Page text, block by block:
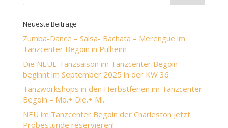
Neueste Beiträge
Zumba-Dance – Salsa- Bachata – Merengue im
Tanzcenter Begoin in Pulheim
Die NEUE Tanzsaison im Tanzcenter Begoin
beginnt im September 2025 in der KW 36
Tanzworkshops in den Herbstferien im Tanzcenter
Begoin – Mo.+ Die.+ Mi.
NEU im Tanzcenter Begoin der Charleston jetzt
Probestunde reservieren!